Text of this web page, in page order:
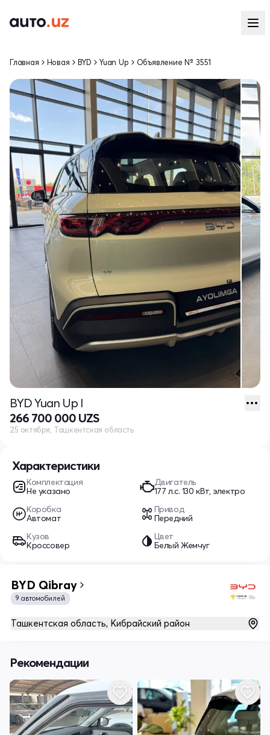
Характеристики
Комплектация
Не указано
Двигатель
177 л.c. 130 кВт, электро
Коробка
Автомат
Привод
Передний
Кузов
Кроссовер
Цвет
Белый Жемчуг
Главная Новая BYD Yuan Up Объявление № 3551
BYD Yuan Up I
266 700 000 UZS
25 октября, Ташкентская область
BYD Qibray
9 автомобилей
Ташкентская область, Кибрайский район
Рекомендации